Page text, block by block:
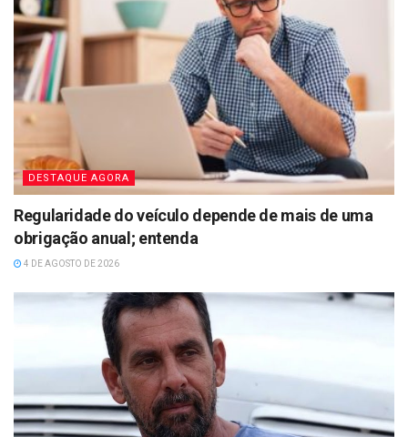
DESTAQUE AGORA
Regularidade do veículo depende de mais de uma
obrigação anual; entenda
4 DE AGOSTO DE 2026